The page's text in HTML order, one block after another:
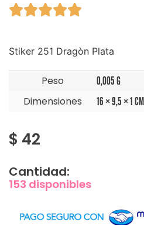

Stiker 251 Dragòn Plata
Peso 0,005 G
Dimensiones 16 × 9,5 × 1 CM
$ 42
Cantidad:
153 disponibles